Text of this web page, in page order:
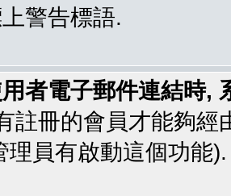
警告標語.
者電子郵件連結時,
註冊的會員才能夠
理員有啟動這個功能